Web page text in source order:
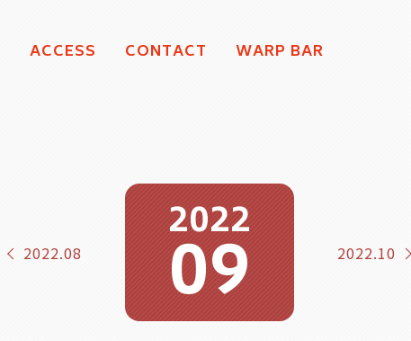
ACCESS CONTACT WARP BAR
2022
09
2022.08 2022.10